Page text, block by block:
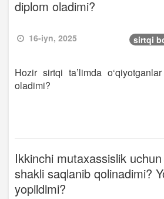
diplom oladimi?
16-iyn, 2025 sirtqi
Hozir sirtqi ta’limda
oladimi?
Ikkinchi mutaxassislik uchun
shakli saqlanib qolinadimi?
yopildimi?